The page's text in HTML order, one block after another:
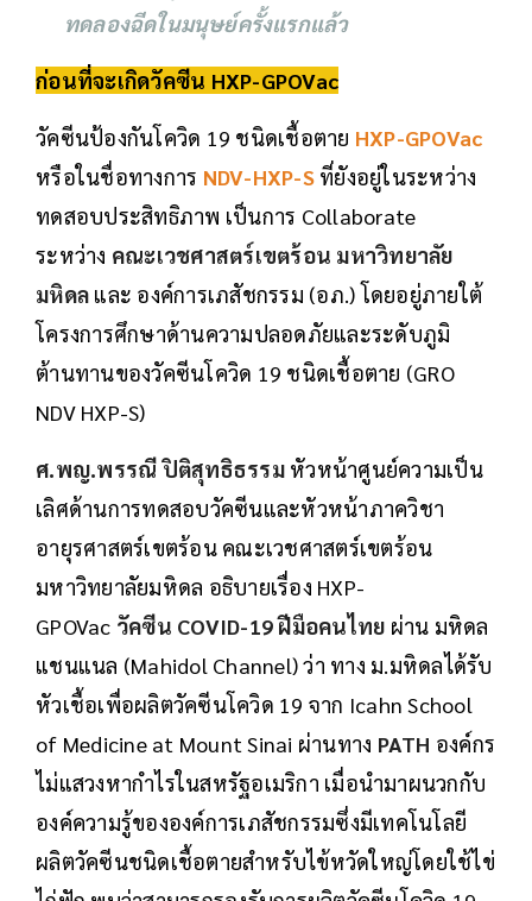
ทดลองฉีดในมนุษย์ครั้งแรกแล้ว
ก่อนที่จะเกิดวัคซีน HXP-GPOVac
วัคซีนป้องกันโควิด 19 ชนิดเชื้อตาย HXP-GPOVac
หรือในชื่อทางการ NDV-HXP-Sที่ยังอยู่ในระหว่าง
ทดสอบประสิทธิภาพ เป็นการ Collaborate
ระหว่าง คณะเวชศาสตร์เขตร้อน มหาวิทยาลัย
มหิดล และ องค์การเภสัชกรรม (อภ.) โดยอยู่ภายใต้
โครงการศึกษาด้านความปลอดภัยและระดับภูมิ
ต้านทานของวัคซีนโควิด 19 ชนิดเชื้อตาย (GRO
NDV HXP-S)
ศ.พญ.พรรณี ปิติสุทธิธรรมหัวหน้าศูนย์ความเป็น
เลิศด้านการทดสอบวัคซีนและหัวหน้าภาควิชา
อายุรศาสตร์เขตร้อน คณะเวชศาสตร์เขตร้อน
มหาวิทยาลัยมหิดล อธิบายเรื่อง HXP-
GPOVac วัคซีน COVID-19 ฝีมือคนไทย ผ่าน มหิดล
แชนแนล (Mahidol Channel) ว่า ทาง ม.มหิดลได้รับ
หัวเชื้อเพื่อผลิตวัคซีนโควิด 19 จาก Icahn School
of Medicine at Mount Sinai ผ่านทาง PATH องค์กร
ไม่แสวงหากำไรในสหรัฐอเมริกา เมื่อนำมาผนวกกับ
องค์ความรู้ขององค์การเภสัชกรรมซึ่งมีเทคโนโลยี
ผลิตวัคซีนชนิดเชื้อตายสำหรับไข้หวัดใหญ่โดยใช้ไข่